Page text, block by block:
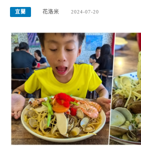
宜蘭 花洛米 2024-07-20